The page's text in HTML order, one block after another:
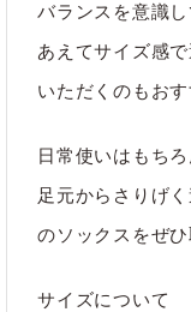
バランスを意識し
あえてサイズ感
いただくのもおす
日常使いはもち
足元からさりげく
のソックスをぜ
サイズについて